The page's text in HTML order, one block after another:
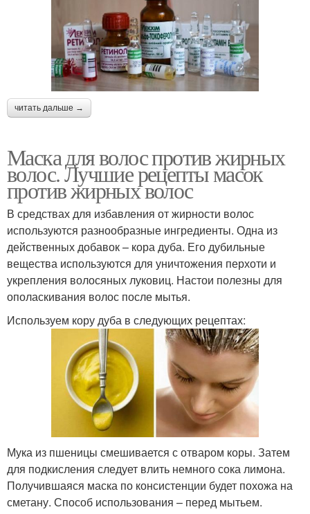
читать дальше →
Маска для волос против жирных
волос. Лучшие рецепты масок
против жирных волос
В средствах для избавления от жирности волос
используются разнообразные ингредиенты. Одна из
действенных добавок – кора дуба. Его дубильные
вещества используются для уничтожения перхоти и
укрепления волосяных луковиц. Настои полезны для
ополаскивания волос после мытья.
Используем кору дуба в следующих рецептах:
Мука из пшеницы смешивается с отваром коры. Затем
для подкисления следует влить немного сока лимона.
Получившаяся маска по консистенции будет похожа на
сметану. Способ использования – перед мытьем.